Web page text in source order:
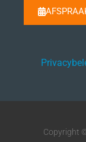
Copyright